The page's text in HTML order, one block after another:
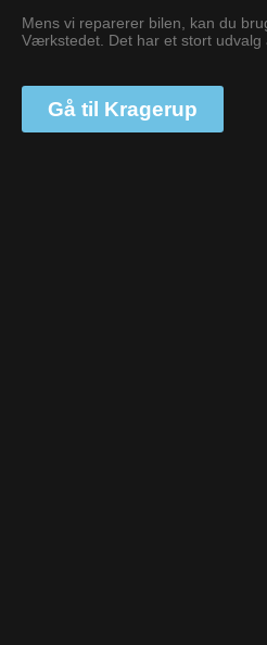
Mens vi reparerer bilen, kan du
Værkstedet. Det har et stort udvalg
Gå til Kragerup